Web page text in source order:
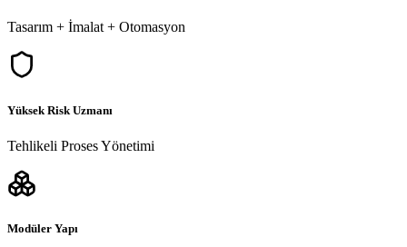
Tasarım + İmalat + Otomasyon
Yüksek Risk Uzmanı
Tehlikeli Proses Yönetimi
Modüler Yapı